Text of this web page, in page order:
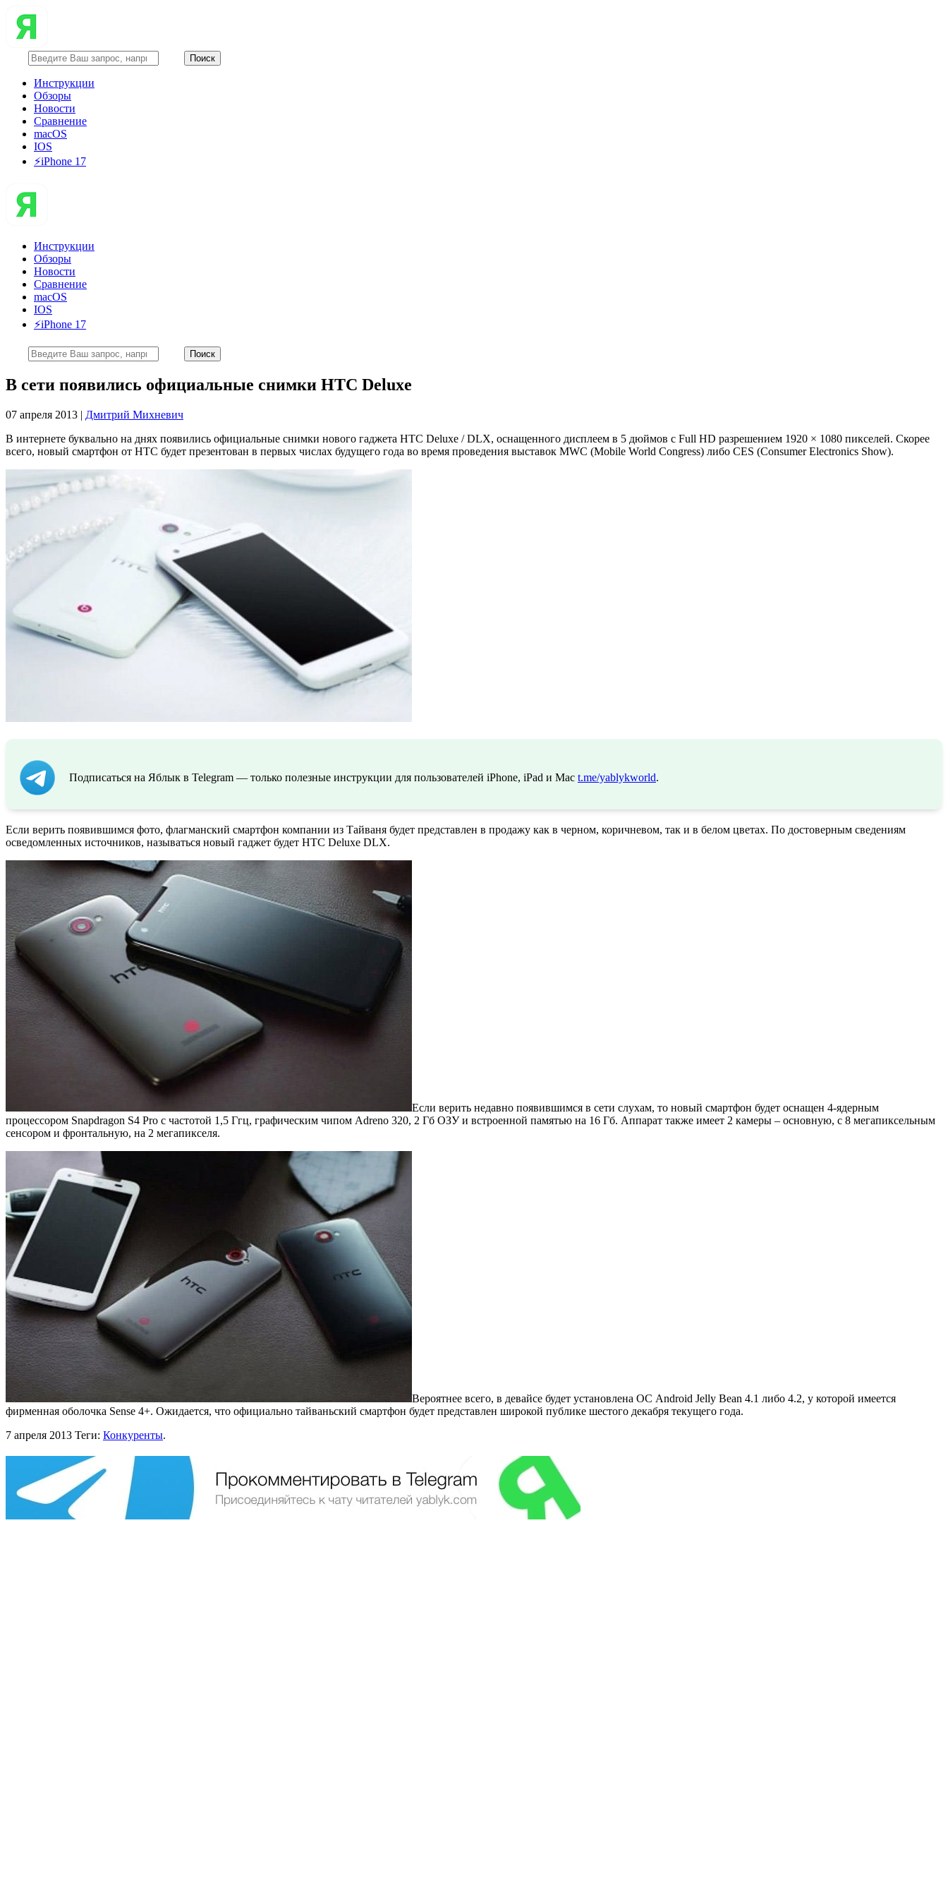
Инструкции
Обзоры
Новости
Сравнение
macOS
IOS
⚡️iPhone 17
Инструкции
Обзоры
Новости
Сравнение
macOS
IOS
⚡️iPhone 17
В сети появились официальные снимки HTC Deluxe
07 апреля 2013 | Дмитрий Михневич
В интернете буквально на днях появились официальные снимки нового гаджета HTC Deluxe / DLX, оснащенного дисплеем в 5 дюймов с Full HD разрешением 1920 × 1080 пикселей. Скорее
всего, новый смартфон от НТС будет презентован в первых числах будущего года во время проведения выставок MWC (Mobile World Congress) либо CES (Consumer Electronics Show).
Подписаться на Яблык в Telegram — только полезные инструкции для пользователей iPhone, iPad и Mac t.me/yablykworld.
Если верить появившимся фото, флагманский смартфон компании из Тайваня будет представлен в продажу как в черном, коричневом, так и в белом цветах. По достоверным сведениям
осведомленных источников, называться новый гаджет будет HTC Deluxe DLX.
Если верить недавно появившимся в сети слухам, то новый смартфон будет оснащен 4-ядерным
процессором Snapdragon S4 Pro с частотой 1,5 Ггц, графическим чипом Adreno 320, 2 Гб ОЗУ и встроенной памятью на 16 Гб. Аппарат также имеет 2 камеры – основную, с 8 мегапиксельным
сенсором и фронтальную, на 2 мегапикселя.
Вероятнее всего, в девайсе будет установлена ОС Android Jelly Bean 4.1 либо 4.2, у которой имеется
фирменная оболочка Sense 4+. Ожидается, что официально тайваньский смартфон будет представлен широкой публике шестого декабря текущего года.
7 апреля 2013 Теги: Конкуренты.